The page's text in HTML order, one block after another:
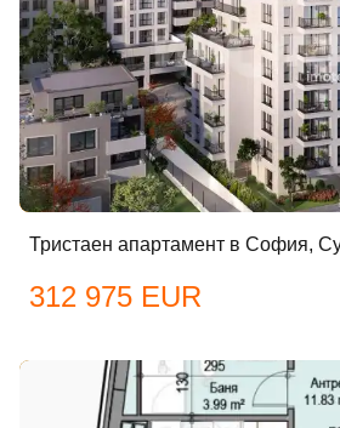
Тристаен апартамент в София,
312 975 EUR